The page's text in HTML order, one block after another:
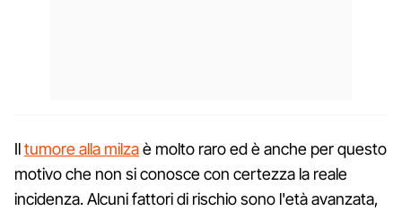
Iltumore alla milzaè molto raro ed è anche per questo
motivo che non si conosce con certezza la reale
incidenza. Alcuni fattori di rischio sono l'età avanzata,